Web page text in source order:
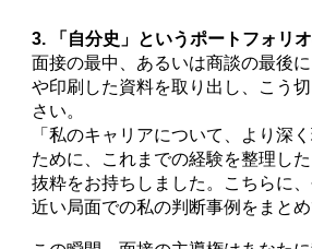
3. 「自分史」というポートフォリ
面接の最中、あるいは商談の最後
や印刷した資料を取り出し、こう
さい。
「私のキャリアについて、より深
ために、これまでの経験を整理し
抜粋をお持ちしました。こちらに
近い局面での私の判断事例をまとめ